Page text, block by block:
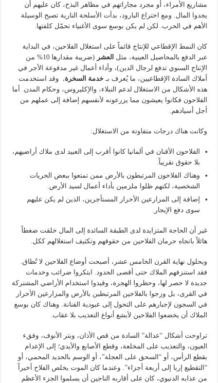
مشاريع الأمراء، أو مجرد مجاراتهم في مظاهر البذخ، كان عليهم أن
يجدوا المال. ومع اختراع البارود، بدأت الأسلحة النارية تصبح الوسيلة
الأهم في الحرب. لكن لم يكن بوسع سوى الأغنياء تحمّل كلفتها.
كان النمط الإقطاعي للإنتاج قائماً على استغلال الفلاحين، في البداية
عبر الدفع بالمحاصيل العينية، مثل العشر
(ضريبة مقدارها 10% من
الإنتاج السنوي تدفع لرجال الدين)، وأداء أعمال غير مدفوعة الأجر في
أملاك السادة الإقطاعيين، ما يُعرف بـخدمة السخرة. وقد استخدمت
هذه الأشكال من الاستغلال لدعم النبلاء، والإكليروس، وحكام المدن. أما
الفلاحون فكانوا يعيشون مما يزرعونه لأنفسهم إضافة إلى عملهم من
أجل أسيادهم.
وكانت هناك درجات متفاوتة من الاستغلال:
الفلاحون الأقنان في ألمانيا كانوا أقرب إلى العبيد لدى ملاك أراضيهم،
بلا حقوق تقريباً.
وهناك الفلاحون المرتبطون بالأرض ممن تمتعوا ببعض الحريات
الشخصية، لكنهم ظلوا ملزمين بأداء أعمال لسيد الأرض.
إضافة إلى المزارعين الأحرار المستأجرين، الذين لم يكن عليهم
سوى دفع الإيجار.
غير أن الحاجة المتزايدة لدى الطبقة السائدة إلى المال خلقت ضغطاً
هائلاً باتجاه حرمان الفلاحين من حقوقهم وتكثيف استغلالهم ككل.
وبحلول نهاية القرن الخامس عشر، أصبحت أوضاع الفلاحين لا تُطاق.
فقد استنزفهم الملاك حتى أقصى الحدود. ابتكروا ضرائب وخدمات
جديدة لا حصر لها، وحظروا الهجرة، وقيدوا استخدام الأراضي المشتركة
في القرى، بل وزجوا بالفلاحين المرتبطين بالأرض والمزارعين الأحرار
في السجون لإجبارهم على التحول إلى عبودية القنانة. وهناك كان بوسع
الملاك أن يخضعوا الفلاحين لأبشع أنواع التعذيب بلا عقاب.
تراوحت أشكال “عدالة” السادة من قص الأذان، وبتر الأنوف، وفقء
العيون، والتعذيب على المخلعة، وقطع الأصابع والأيدي؛ إلى الإعدام
بقطع الرأس، أو “السحق على العجلة”، أو الوسم بالحديد المحمي، أو
“التقطيع إربا إلى أربعة أجزاء”. وعندما كان الموت يخلص الفلاح أخيراً
من عذابه الدنيوي، كان على أقاربه الناجين أن يسلموا الجزء الأعظم